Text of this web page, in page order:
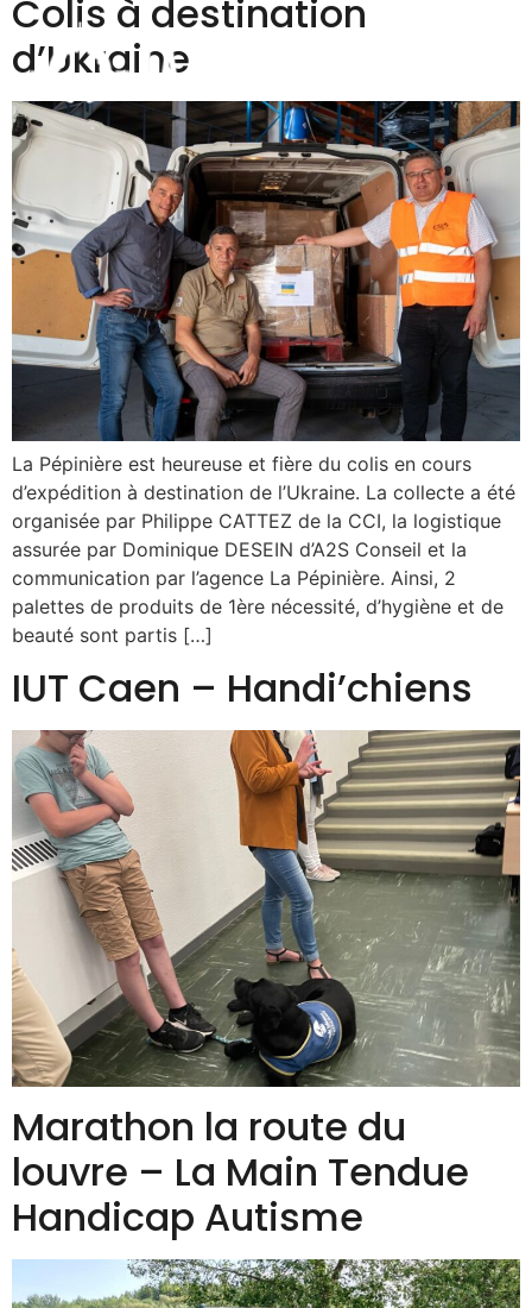
CONTACT
Colis à destination
d’Ukraine
La Pépinière est heureuse et fière du colis en cours
d’expédition à destination de l’Ukraine. La collecte a été
organisée par Philippe CATTEZ de la CCI, la logistique
assurée par Dominique DESEIN d’A2S Conseil et la
communication par l’agence La Pépinière. Ainsi, 2
palettes de produits de 1ère nécessité, d’hygiène et de
beauté sont partis […]
IUT Caen – Handi’chiens
Marathon la route du
louvre – La Main Tendue
Handicap Autisme